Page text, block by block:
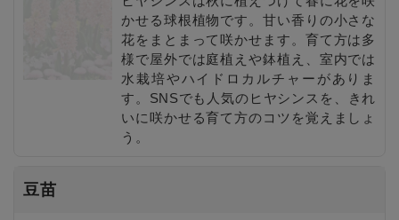
かせる球根植物です。甘い香りの小さな
花をまとまって咲かせます。育て方は多
様で屋外では庭植えや鉢植え、室内では
水栽培やハイドロカルチャーがありま
す。SNSでも人気のヒヤシンスを、きれ
いに咲かせる育て方のコツを覚えましょ
う。
豆苗